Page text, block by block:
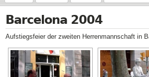
Barcelona 2004
Aufstiegsfeier der zweiten Herrenmannschaft in